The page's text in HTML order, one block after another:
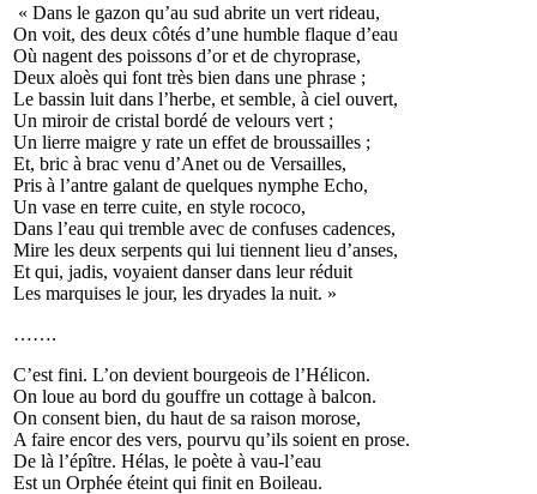
« Dans le gazon qu’au sud abrite un vert rideau,
On voit, des deux côtés d’une humble flaque d’eau
Où nagent des poissons d’or et de chyroprase,
Deux aloès qui font très bien dans une phrase ;
Le bassin luit dans l’herbe, et semble, à ciel ouvert,
Un miroir de cristal bordé de velours vert ;
Un lierre maigre y rate un effet de broussailles ;
Et, bric à brac venu d’Anet ou de Versailles,
Pris à l’antre galant de quelques nymphe Echo,
Un vase en terre cuite, en style rococo,
Dans l’eau qui tremble avec de confuses cadences,
Mire les deux serpents qui lui tiennent lieu d’anses,
Et qui, jadis, voyaient danser dans leur réduit
Les marquises le jour, les dryades la nuit. »
…….
C’est fini. L’on devient bourgeois de l’Hélicon.
On loue au bord du gouffre un cottage à balcon.
On consent bien, du haut de sa raison morose,
A faire encor des vers, pourvu qu’ils soient en prose.
De là l’épître. Hélas, le poète à vau-l’eau
Est un Orphée éteint qui finit en Boileau.